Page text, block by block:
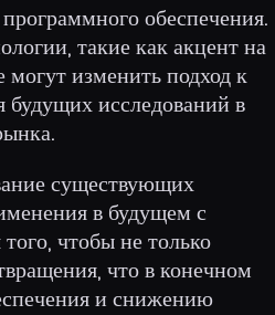
обеспечения.
такие как акцент на
изменить подход к
будущих исследований в
существующих
в будущем с
чтобы не только
что в конечном
и снижению